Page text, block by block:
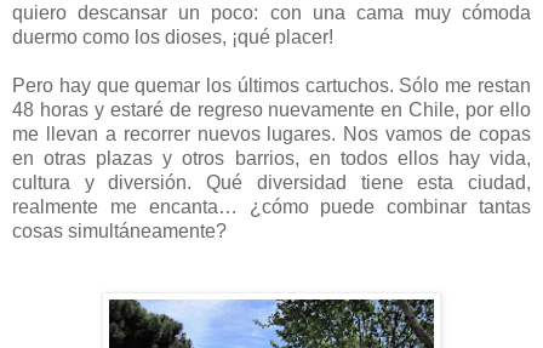
quiero descansar un poco: con una cama muy cómoda
duermo como los dioses, ¡qué placer!
Pero hay que quemar los últimos cartuchos. Sólo me restan
48 horas y estaré de regreso nuevamente en Chile, por ello
me llevan a recorrer nuevos lugares. Nos vamos de copas
en otras plazas y otros barrios, en todos ellos hay vida,
cultura y diversión. Qué diversidad tiene esta ciudad,
realmente me encanta… ¿cómo puede combinar tantas
cosas simultáneamente?